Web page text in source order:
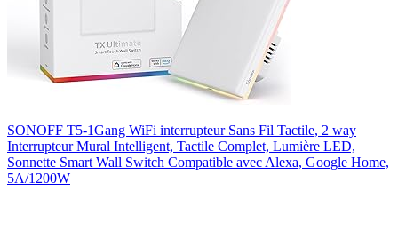
SONOFF T5-1Gang WiFi interrupteur Sans Fil Tactile, 2 way
Interrupteur Mural Intelligent, Tactile Complet, Lumière LED,
Sonnette Smart Wall Switch Compatible avec Alexa, Google Home,
5A/1200W